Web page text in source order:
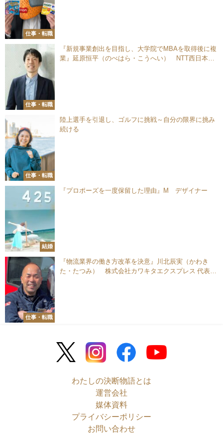
仕事・転職
仕事・転職
『新規事業創出を目指し、大学院でMBAを取得後に複
業』延原恒平（のべはら・こうへい） NTT西日本株
仕事・転職
陸上選手を引退し、ゴルフに挑戦～自分の限界に挑み
続ける
結婚
『プロポーズを一度保留した理由』M デザイナー
仕事・転職
『物流業界の働き方改革を決意』川北辰実（かわき
た・たつみ） 株式会社カワキタエクスプレス 代表取
わたしの決断物語とは
運営会社
媒体資料
プライバシーポリシー
お問い合わせ